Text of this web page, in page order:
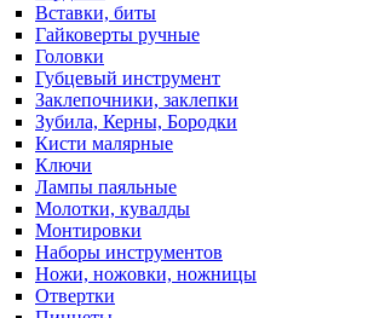
Вставки, биты
Гайковерты ручные
Головки
Губцевый инструмент
Заклепочники, заклепки
Зубила, Керны, Бородки
Кисти малярные
Ключи
Лампы паяльные
Молотки, кувалды
Монтировки
Наборы инструментов
Ножи, ножовки, ножницы
Отвертки